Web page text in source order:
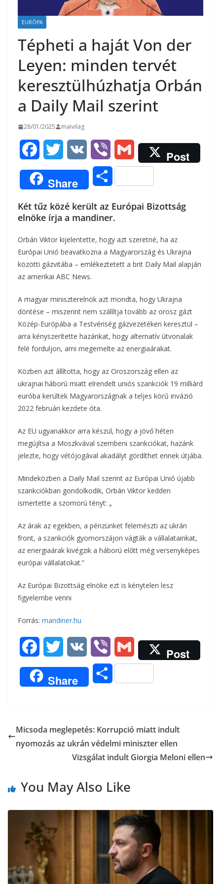
EURÓPA
Tépheti a haját Von der
Leyen: minden tervét
keresztülhúzhatja Orbán
a Daily Mail szerint
28/01/2025 maivilag
a
c
e
o
o
w
i
t
e
r
K
i
b
e
m
a
i
Post
Share
O
s
a
g
Két tűz közé került az Európai Bizottság
elnöke írja a mandiner.
Orbán Viktor kijelentette, hogy azt szeretné, ha az
Európai Unió beavatkozna a Magyarország és Ukrajna
közötti gázvitába – emlékeztetett a brit Daily Mail alapján
az amerikai ABC News.
A magyar miniszterelnök azt mondta, hogy Ukrajna
döntése – miszerint nem szállítja tovább az orosz gázt
Közép-Európába a Testvériség gázvezetéken keresztül –
arra kényszerítette hazánkat, hogy alternatív útvonalak
felé forduljon, ami megemelte az energiaárakat.
Közben azt állította, hogy az Oroszország ellen az
ukrajnai háború miatt elrendelt uniós szankciók 19 milliárd
euróba kerültek Magyarországnak a teljes körű invázió
2022 februári kezdete óta.
Az EU ugyanakkor arra készül, hogy a jövő héten
megújítsa a Moszkvával szembeni szankciókat, hazánk
jelezte, hogy vétójogával akadályt gördíthet ennek útjába.
Mindeközben a Daily Mail szerint az Európai Unió újabb
szankciókban gondolkodik, Orbán Viktor kedden
ismertette a szomorú tényt: „
Az árak az egekben, a pénzünket felemészti az ukrán
front, a szankciók gyomorszájon vágták a vállalatainkat,
az energiaárak kivégzik a háború előtt még versenyképes
európai vállalatokat.”
Az Európai Bizottság elnöke ezt is kénytelen lesz
figyelembe venni
Forrás: mandiner.hu
a
c
b
o
k
w
i
t
e
K
i
b
r
m
a
Post
Share
O
z
e
g
Micsoda meglepetés: Korrupció miatt indult
nyomozás az ukrán védelmi miniszter ellen
Vizsgálat indult Giorgia Meloni ellen
You May Also Like